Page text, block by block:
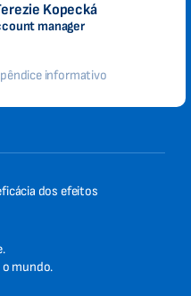
Kopecká
manager
informativo
dos efeitos
o mundo.